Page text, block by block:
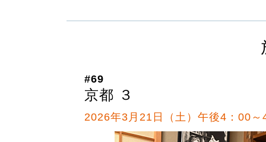
#69
京都 ３
2026年3月21日（土）午後4：00～